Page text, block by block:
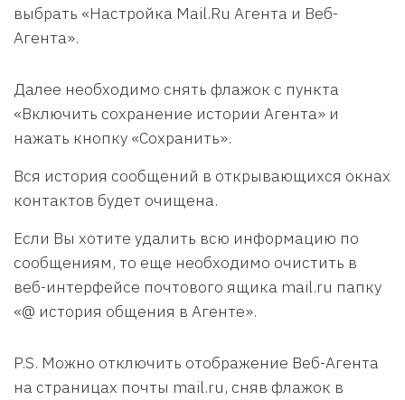
выбрать «Настройка Mail.Ru Агента и Веб-
Агента».
Далее необходимо снять флажок с пункта
«Включить сохранение истории Агента» и
нажать кнопку «Сохранить».
Вся история сообщений в открывающихся окнах
контактов будет очищена.
Если Вы хотите удалить всю информацию по
сообщениям, то еще необходимо очистить в
веб-интерфейсе почтового ящика mail.ru папку
«@ история общения в Агенте».
P.S. Можно отключить отображение Веб-Агента
на страницах почты mail.ru, сняв флажок в